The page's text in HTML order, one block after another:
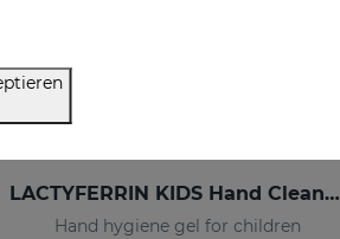
LACTYFERRIN KIDS Hand Cleansing Gel 190ml
Hand hygiene gel for children